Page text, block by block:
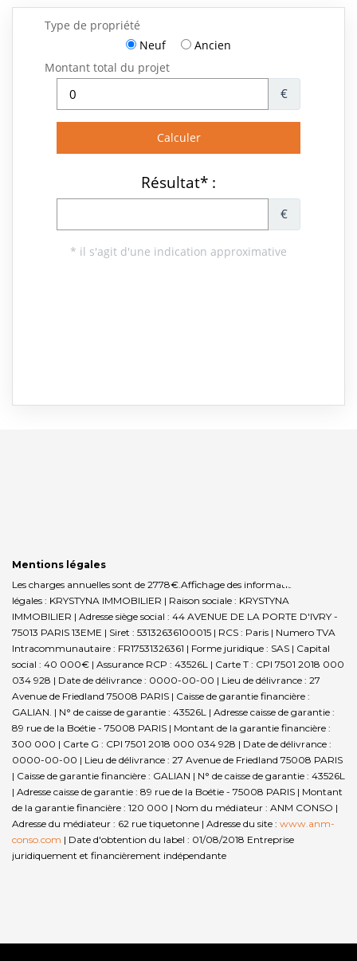
Mentions légales
Les charges annuelles sont de 2778€. Affichage des informations
légales : KRYSTYNA IMMOBILIER | Raison sociale : KRYSTYNA
IMMOBILIER | Adresse siège social : 44 AVENUE DE LA PORTE D'IVRY -
75013 PARIS 13EME | Siret : 53132636100015 | RCS : Paris | Numero TVA
Intracommunautaire : FR17531326361 | Forme juridique : SAS | Capital
social : 40 000€ | Assurance RCP : 43526L | Carte T : CPI 7501 2018 000
034 928 | Date de délivrance : 0000-00-00 | Lieu de délivrance : 27
Avenue de Friedland 75008 PARIS | Caisse de garantie financière :
GALIAN. | N° de caisse de garantie : 43526L | Adresse caisse de garantie :
89 rue de la Boétie - 75008 PARIS | Montant de la garantie financière :
300 000 | Carte G : CPI 7501 2018 000 034 928 | Date de délivrance :
0000-00-00 | Lieu de délivrance : 27 Avenue de Friedland 75008 PARIS
| Caisse de garantie financière : GALIAN | N° de caisse de garantie : 43526L
| Adresse caisse de garantie : 89 rue de la Boétie - 75008 PARIS | Montant
de la garantie financière : 120 000 | Nom du médiateur : ANM CONSO |
Adresse du médiateur : 62 rue tiquetonne | Adresse du site : www.anm-
conso.com | Date d'obtention du label : 01/08/2018 Entreprise
juridiquement et financièrement indépendante